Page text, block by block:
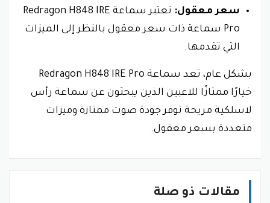
سعر معقول:
تعتبر سماعة Redragon H848 IRE
Pro سماعة ذات سعر معقول بالنظر إلى الميزات
التي تقدمها.
بشكل عام، تعد سماعة Redragon H848 IRE Pro
خيارًا ممتازًا للاعبين الذين يبحثون عن سماعة رأس
لاسلكية مريحة توفر جودة صوت ممتازة وميزات
متعددة بسعر معقول.
مقالات ذو صلة